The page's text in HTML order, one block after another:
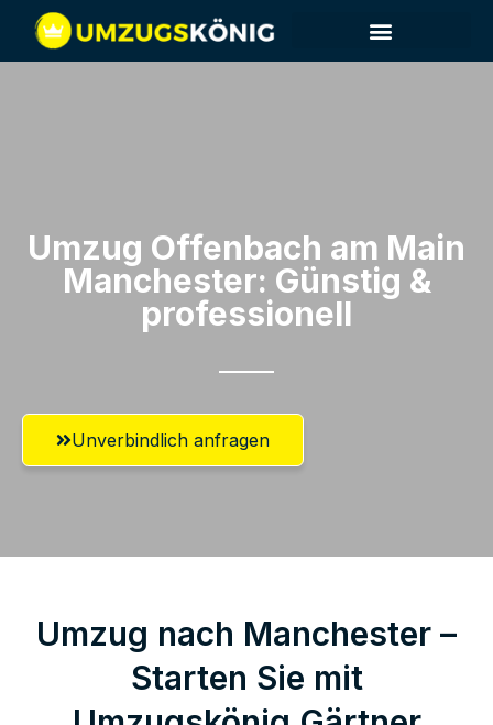
Umzug Offenbach am Main​
Manchester: Günstig &
professionell​
Unverbindlich anfragen
Umzug nach Manchester –
Starten Sie mit